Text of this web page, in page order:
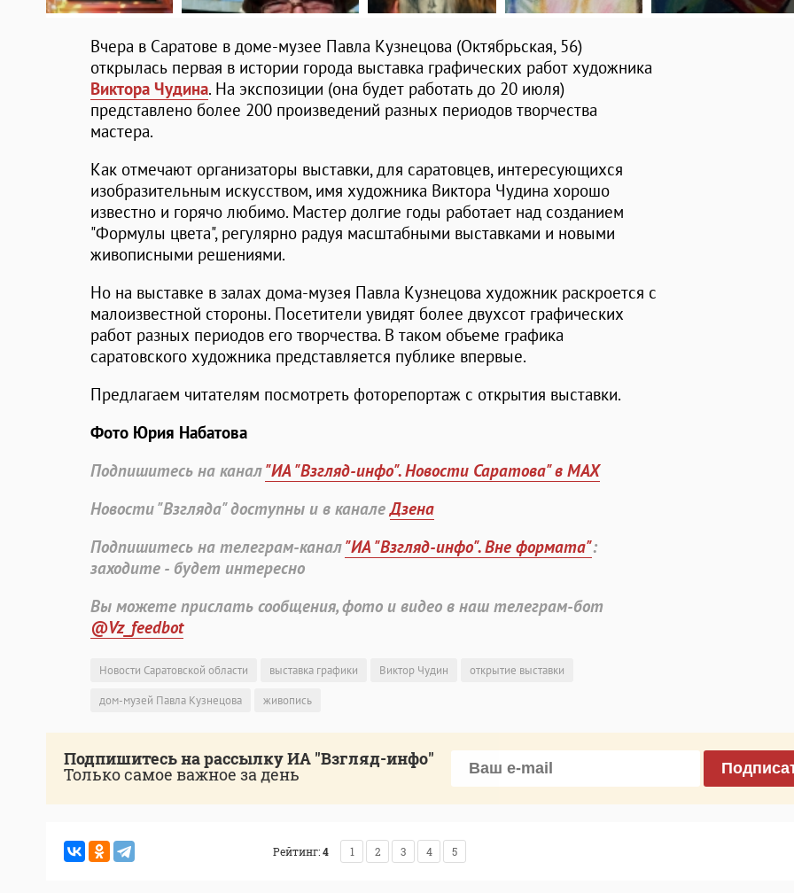
Вчера в Саратове в доме-музее Павла Кузнецова (Октябрьская, 56)
открылась первая в истории города выставка графических работ художника
Виктора Чудина. На экспозиции (она будет работать до 20 июля)
представлено более 200 произведений разных периодов творчества
мастера.
Как отмечают организаторы выставки, для саратовцев, интересующихся
изобразительным искусством, имя художника Виктора Чудина хорошо
известно и горячо любимо. Мастер долгие годы работает над созданием
"Формулы цвета", регулярно радуя масштабными выставками и новыми
живописными решениями.
Но на выставке в залах дома-музея Павла Кузнецова художник раскроется с
малоизвестной стороны. Посетители увидят более двухсот графических
работ разных периодов его творчества. В таком объеме графика
саратовского художника представляется публике впервые.
Предлагаем читателям посмотреть фоторепортаж с открытия выставки.
Фото Юрия Набатова
Подпишитесь на канал"ИА "Взгляд-инфо". Новости Саратова" в MAX
Новости "Взгляда" доступны и в каналеДзена
Подпишитесь на телеграм-канал"ИА "Взгляд-инфо". Вне формата":
заходите - будет интересно
Вы можете прислать сообщения, фото и видео в наш телеграм-бот
@Vz_feedbot
Новости Саратовской области выставка графики Виктор Чудин
открытие выставки
дом-музей Павла Кузнецова
живопись
Подпишитесь на рассылку ИА "Взгляд-инфо"
Только самое важное за день
Рейтинг:4 1 2 3 4 5